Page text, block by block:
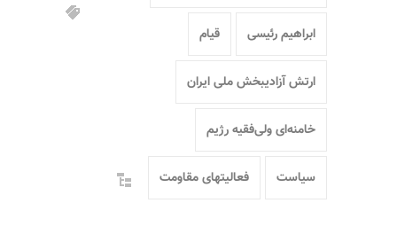
ابراهیم رئیسی قیام
ارتش آزادیبخش ملی ایران
خامنه‌ای ولی‌فقیه رژیم
سیاست فعالیتهای مقاومت